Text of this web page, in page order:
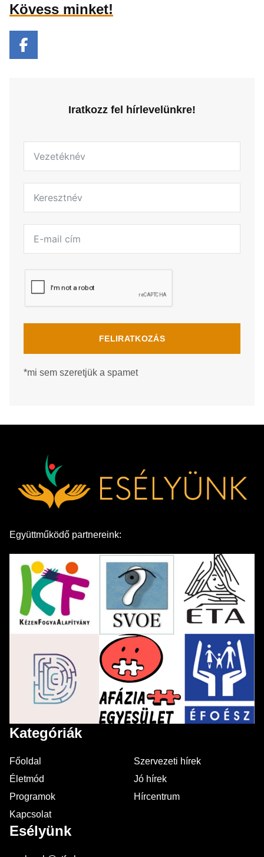
Kövess minket!
Iratkozz fel hírlevelünkre!
FELIRATKOZÁS
*mi sem szeretjük a spamet
Együttműködő partnereink:
Kategóriák
Főoldal
Szervezeti hírek
Életmód
Jó hírek
Programok
Hírcentrum
Kapcsolat
Esélyünk